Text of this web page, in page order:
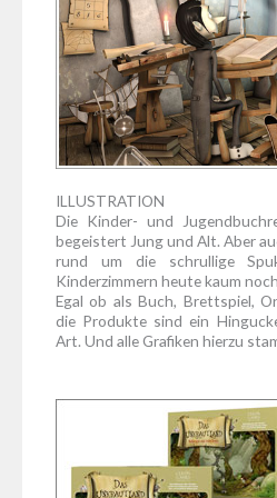
ILLUSTRATION
Die Kinder- und
begeistert Jung und Alt. Aber
rund um die schrullige
Kinderzimmern heute kaum
Egal ob als Buch, Brettspiel,
die Produkte sind ein
Art. Und alle Grafiken hierzu